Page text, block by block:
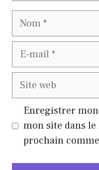
Nom
E-
mail
Site
web
Enregistrer
mon site dans
prochain